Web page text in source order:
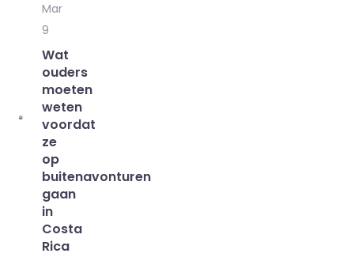
Mar
9
Wat
ouders
moeten
weten
voordat
ze
op
buitenavonturen
gaan
in
Costa
Rica